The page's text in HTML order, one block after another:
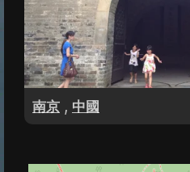
南京 , 中國